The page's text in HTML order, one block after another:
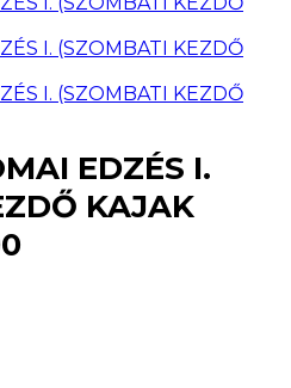
EDZÉS I.
KAJAK